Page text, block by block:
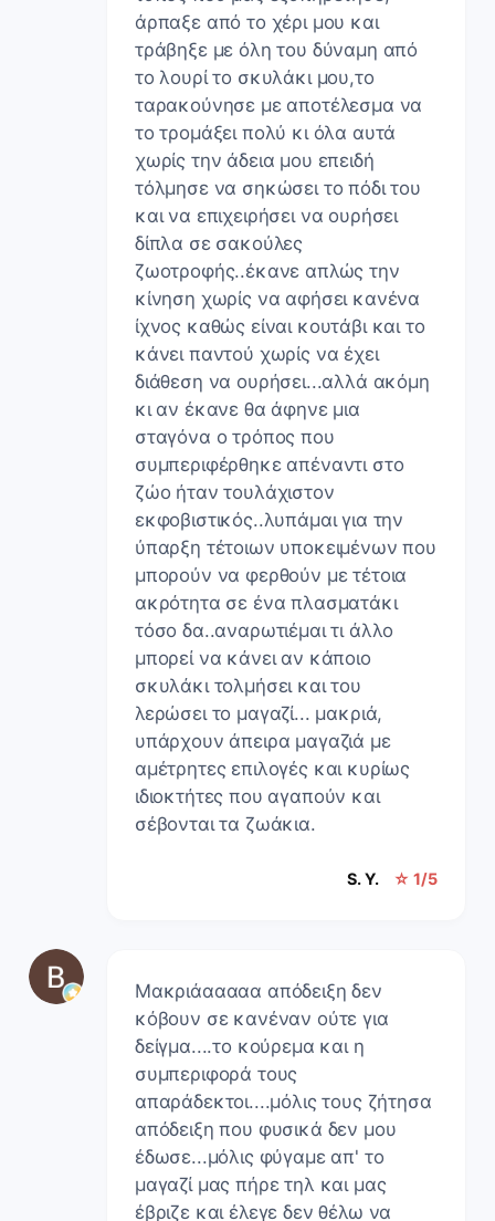
άρπαξε από το χέρι μου και
τράβηξε με όλη του δύναμη από
το λουρί το σκυλάκι μου,το
ταρακούνησε με αποτέλεσμα να
το τρομάξει πολύ κι όλα αυτά
χωρίς την άδεια μου επειδή
τόλμησε να σηκώσει το πόδι του
και να επιχειρήσει να ουρήσει
δίπλα σε σακούλες
ζωοτροφής..έκανε απλώς την
κίνηση χωρίς να αφήσει κανένα
ίχνος καθώς είναι κουτάβι και το
κάνει παντού χωρίς να έχει
διάθεση να ουρήσει...αλλά ακόμη
κι αν έκανε θα άφηνε μια
σταγόνα ο τρόπος που
συμπεριφέρθηκε απέναντι στο
ζώο ήταν τουλάχιστον
εκφοβιστικός..λυπάμαι για την
ύπαρξη τέτοιων υποκειμένων που
μπορούν να φερθούν με τέτοια
ακρότητα σε ένα πλασματάκι
τόσο δα..αναρωτιέμαι τι άλλο
μπορεί να κάνει αν κάποιο
σκυλάκι τολμήσει και του
λερώσει το μαγαζί... μακριά,
υπάρχουν άπειρα μαγαζιά με
αμέτρητες επιλογές και κυρίως
ιδιοκτήτες που αγαπούν και
σέβονται τα ζωάκια.
S. Y. ☆ 1/5
Μακριάααααα απόδειξη δεν
κόβουν σε κανέναν ούτε για
δείγμα....το κούρεμα και η
συμπεριφορά τους
απαράδεκτοι....μόλις τους ζήτησα
απόδειξη που φυσικά δεν μου
έδωσε...μόλις φύγαμε απ' το
μαγαζί μας πήρε τηλ και μας
έβριζε και έλεγε δεν θέλω να